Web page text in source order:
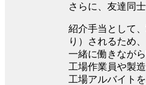
さらに、友達同
紹介⼿当として
り）されるため、
⼀緒に働きなが
⼯場作業員や製
⼯場アルバイト